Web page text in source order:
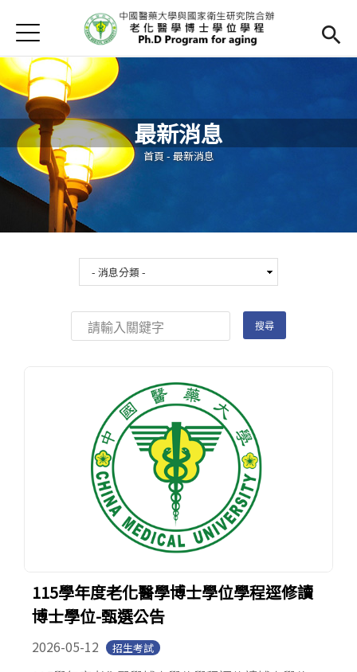
首頁
最新消息
學程簡介
師資陣容
課程內容
招生訊息
法規辦法
Jump to Navigation
Jump to Main content
最新消息
您在這裡
首頁 - 最新消息
115學年度老化醫學博士學位學程逕修讀
博士學位-甄選公告
2026-05-12 招生考試